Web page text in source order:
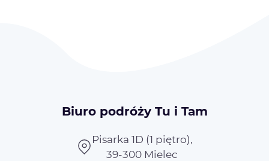
Biuro podróży Tu i Tam
Pisarka 1D (1 piętro),
39-300 Mielec